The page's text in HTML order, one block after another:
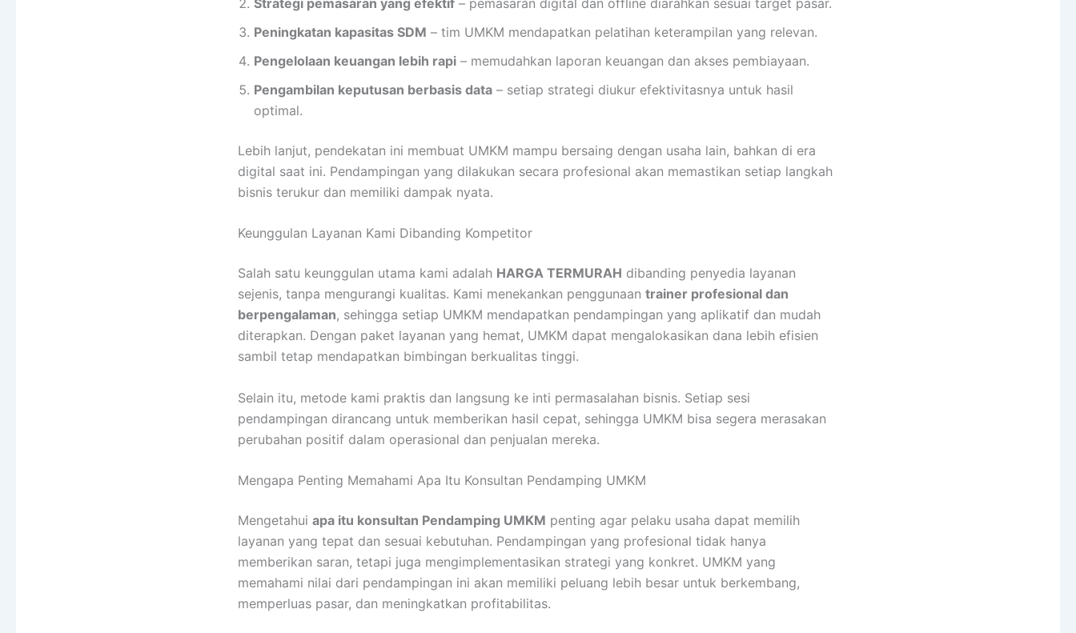
Peningkatan kapasitas SDM – tim UMKM mendapatkan pelatihan keterampilan yang relevan.
Pengelolaan keuangan lebih rapi – memudahkan laporan keuangan dan akses pembiayaan.
Pengambilan keputusan berbasis data – setiap strategi diukur efektivitasnya untuk hasil
optimal.
Lebih lanjut, pendekatan ini membuat UMKM mampu bersaing dengan usaha lain, bahkan di era
digital saat ini. Pendampingan yang dilakukan secara profesional akan memastikan setiap langkah
bisnis terukur dan memiliki dampak nyata.
Keunggulan Layanan Kami Dibanding Kompetitor
Salah satu keunggulan utama kami adalah HARGA TERMURAH dibanding penyedia layanan
sejenis, tanpa mengurangi kualitas. Kami menekankan penggunaan trainer profesional dan
berpengalaman, sehingga setiap UMKM mendapatkan pendampingan yang aplikatif dan mudah
diterapkan. Dengan paket layanan yang hemat, UMKM dapat mengalokasikan dana lebih efisien
sambil tetap mendapatkan bimbingan berkualitas tinggi.
Selain itu, metode kami praktis dan langsung ke inti permasalahan bisnis. Setiap sesi
pendampingan dirancang untuk memberikan hasil cepat, sehingga UMKM bisa segera merasakan
perubahan positif dalam operasional dan penjualan mereka.
Mengapa Penting Memahami Apa Itu Konsultan Pendamping UMKM
Mengetahui apa itu konsultan Pendamping UMKM penting agar pelaku usaha dapat memilih
layanan yang tepat dan sesuai kebutuhan. Pendampingan yang profesional tidak hanya
memberikan saran, tetapi juga mengimplementasikan strategi yang konkret. UMKM yang
memahami nilai dari pendampingan ini akan memiliki peluang lebih besar untuk berkembang,
memperluas pasar, dan meningkatkan profitabilitas.